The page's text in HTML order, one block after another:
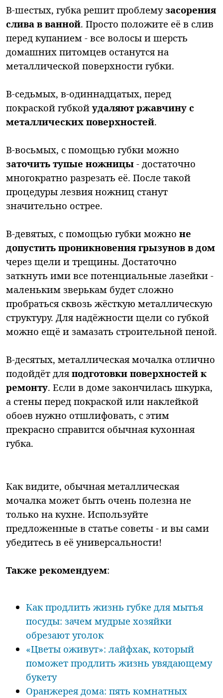
В-шестых, губка решит проблемузасорения
слива в ванной. Просто положите её в слив
перед купанием - все волосы и шерсть
домашних питомцев останутся на
металлической поверхности губки.
В-седьмых, в-одиннадцатых, перед
покраской губкой удаляют ржавчину с
металлических поверхностей.
В-восьмых, с помощью губки можно
заточить тупые ножницы - достаточно
многократно разрезать её. После такой
процедуры лезвия ножниц станут
значительно острее.
В-девятых, с помощью губки можно не
допустить проникновения грызунов в дом
через щели и трещины. Достаточно
заткнуть ими все потенциальные лазейки -
маленьким зверькам будет сложно
пробраться сквозь жёсткую металлическую
структуру. Для надёжности щели со губкой
можно ещё и замазать строительной пеной.
В-десятых, металлическая мочалка отлично
подойдёт для подготовки поверхностей к
ремонту. Если в доме закончилась шкурка,
а стены перед покраской или наклейкой
обоев нужно отшлифовать, с этим
прекрасно справится обычная кухонная
губка.
Как видите, обычная металлическая
мочалка может быть очень полезна не
только на кухне. Используйте
предложенные в статье советы - и вы сами
убедитесь в её универсальности!
Также рекомендуем:
Как продлить жизнь губке для мытья
посуды: зачем мудрые хозяйки
обрезают уголок
«Цветы оживут»: лайфхак, который
поможет продлить жизнь увядающему
букету
Оранжерея дома: пять комнатных